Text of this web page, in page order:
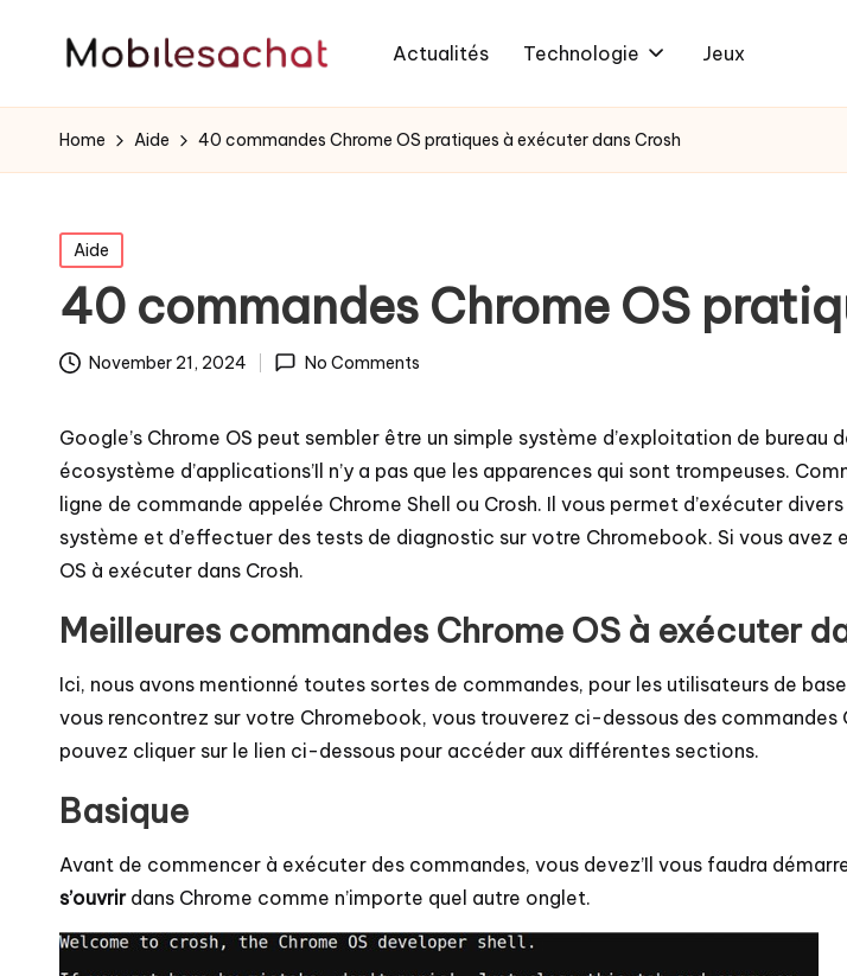
Actualités Technologie Jeux
Home Aide 40 commandes Chrome OS pratiques à exécuter dans Crosh
Posted
in
Aide
40 commandes Chrome OS
November 21, 2024 No Comments
Google’s Chrome OS peut sembler être un simple système d’exploitation de
écosystème d’applications’Il n’y a pas que les apparences qui sont trompeuses.
ligne de commande appelée Chrome Shell ou Crosh. Il vous permet d’exécuter
système et d’effectuer des tests de diagnostic sur votre Chromebook. Si vous
OS à exécuter dans Crosh.
Meilleures commandes Chrome OS à exécuter
Ici, nous avons mentionné toutes sortes de commandes, pour les utilisateurs de
vous rencontrez sur votre Chromebook, vous trouverez ci-dessous des
pouvez cliquer sur le lien ci-dessous pour accéder aux différentes sections.
Basique
Avant de commencer à exécuter des commandes, vous devez’Il vous faudra
s’ouvrirdans Chrome comme n’importe quel autre onglet.